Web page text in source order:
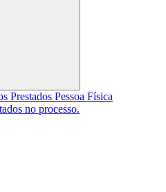
Prestados Pessoa Física
no processo.